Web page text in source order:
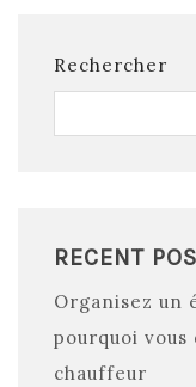
Rechercher
RECENT
Organisez un
pourquoi
chauffeur